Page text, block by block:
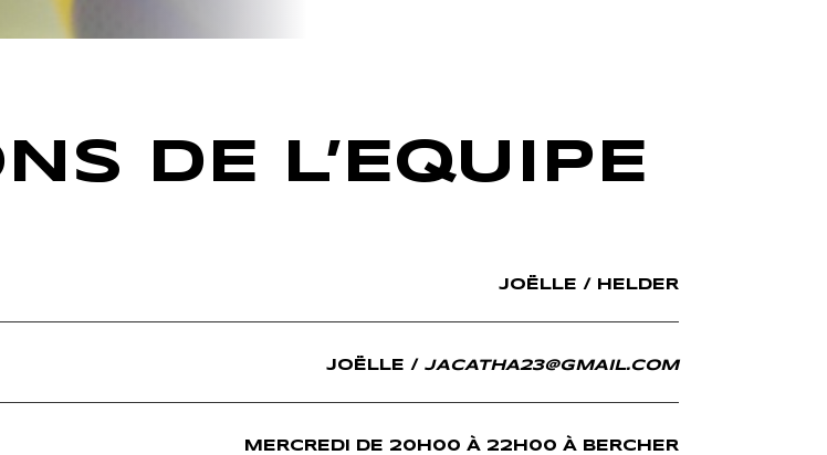
DE L’EQUIPE
JOËLLE / HELDER
JOËLLE / JACATHA23@GMAIL.COM
MERCREDI DE 20H00 À 22H00 À BERCHER